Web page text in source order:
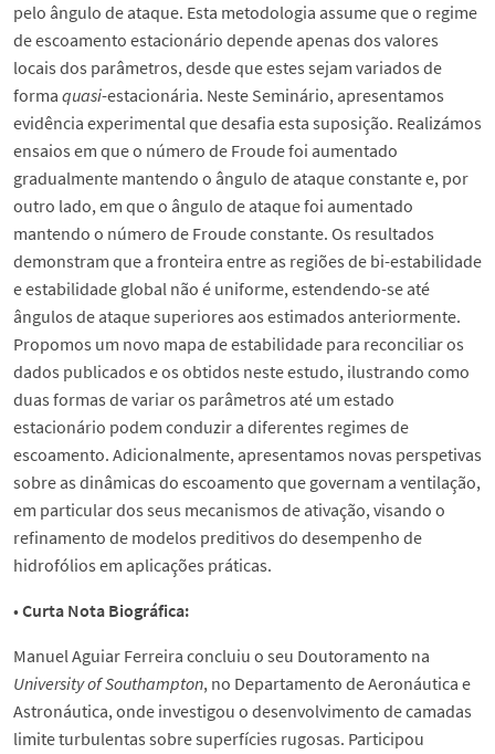
pelo ângulo de ataque. Esta metodologia assume que o regime
de escoamento estacionário depende apenas dos valores
locais dos parâmetros, desde que estes sejam variados de
forma quasi-estacionária. Neste Seminário, apresentamos
evidência experimental que desafia esta suposição. Realizámos
ensaios em que o número de Froude foi aumentado
gradualmente mantendo o ângulo de ataque constante e, por
outro lado, em que o ângulo de ataque foi aumentado
mantendo o número de Froude constante. Os resultados
demonstram que a fronteira entre as regiões de bi-estabilidade
e estabilidade global não é uniforme, estendendo-se até
ângulos de ataque superiores aos estimados anteriormente.
Propomos um novo mapa de estabilidade para reconciliar os
dados publicados e os obtidos neste estudo, ilustrando como
duas formas de variar os parâmetros até um estado
estacionário podem conduzir a diferentes regimes de
escoamento. Adicionalmente, apresentamos novas perspetivas
sobre as dinâmicas do escoamento que governam a ventilação,
em particular dos seus mecanismos de ativação, visando o
refinamento de modelos preditivos do desempenho de
hidrofólios em aplicações práticas.
•Curta Nota Biográfica:
Manuel Aguiar Ferreira concluiu o seu Doutoramento na
University of Southampton, no Departamento de Aeronáutica e
Astronáutica, onde investigou o desenvolvimento de camadas
limite turbulentas sobre superfícies rugosas. Participou